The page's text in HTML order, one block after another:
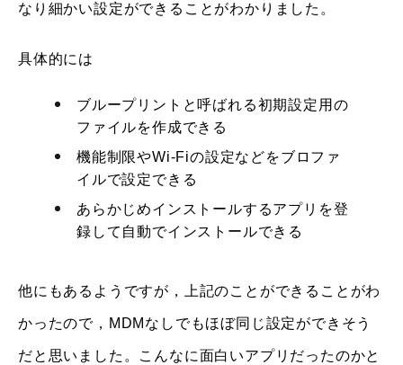
なり細かい設定ができることがわかりました。
具体的には
ブループリントと呼ばれる初期設定用の
ファイルを作成できる
機能制限やWi-Fiの設定などをブロファ
イルで設定できる
あらかじめインストールするアプリを登
録して自動でインストールできる
他にもあるようですが，上記のことができることがわ
かったので，MDMなしでもほぼ同じ設定ができそう
だと思いました。こんなに面白いアプリだったのかと